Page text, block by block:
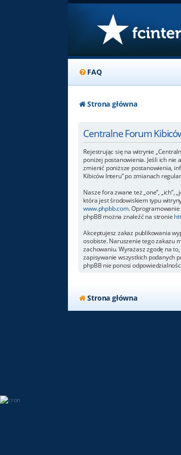
FAQ
Strona główna
Centralne Forum
Rejestrując się na witrynie
poniżej postanowienia. Jeśli ich nie
zmienić poniższe postanowienia,
Kibiców Interu” po zmianach
Nasze fora zwane też „one”, „ich”,
która jest środowiskiem typu
www.phpbb.com.
phpBB można znaleźć na stronie
Akceptujesz zakaz publikowania
osobiste. Naruszenie tego zakazu
zachowaniu. Wyrażasz zgodę na
zapisywanie wszystkich podanych
phpBB nie ponosi
Strona główna